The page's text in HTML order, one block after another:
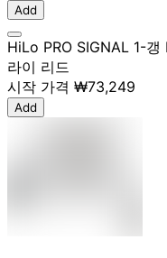
Add
HiLo PRO SIGNAL 1-
라이 리드
시작 가격 ₩73,249
Add